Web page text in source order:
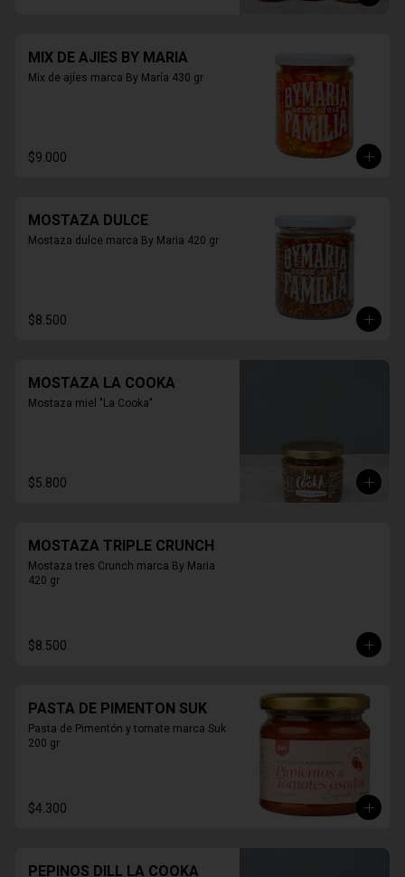
MIX DE AJIES BY MARIA
Mix de ajíes marca By María 430 gr
$9.000
MOSTAZA DULCE
Mostaza dulce marca By Maria 420 gr
$8.500
MOSTAZA LA COOKA
Mostaza miel "La Cooka"
$5.800
MOSTAZA TRIPLE CRUNCH
Mostaza tres Crunch marca By Maria
420 gr
$8.500
PASTA DE PIMENTON SUK
Pasta de Pimentón y tomate marca Suk
200 gr
$4.300
PEPINOS DILL LA COOKA